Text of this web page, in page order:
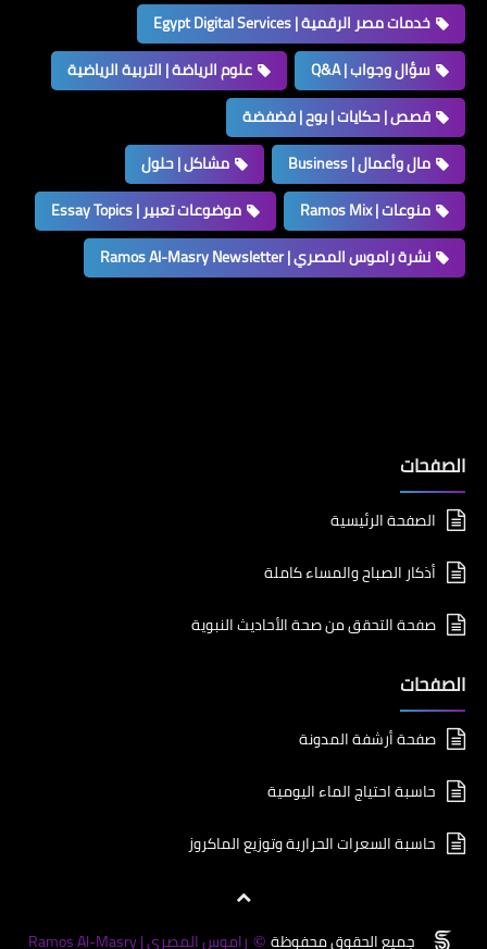
خدمات مصر الرقمية | Egypt Digital Services
سؤال وجواب | Q&A
علوم الرياضة | التربية الرياضية
قصص | حكايات | بوح | فضفضة
مال وأعمال | Business
مشاكل | حلول
منوعات | Ramos Mix
موضوعات تعبير | Essay Topics
نشرة راموس المصري | Ramos Al-Masry Newsletter
الصفحات
الصفحة الرئيسية
أذكار الصباح والمساء كاملة
صفحة التحقق من صحة الأحاديث النبوية
الصفحات
صفحة أرشفة المدونة
حاسبة احتياج الماء اليومية
حاسبة السعرات الحرارية وتوزيع الماكروز
جميع الحقوق محفوظة © راموس المصري | Ramos Al-Masry